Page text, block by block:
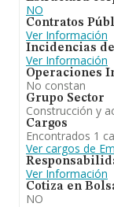
NO
Contratos
Ver Información
Incidencias
Ver Información
Operaciones
No constan
Grupo Sector
Construcción y
Cargos
Encontrados 1
Ver cargos de
Ver Información
Cotiza en
NO